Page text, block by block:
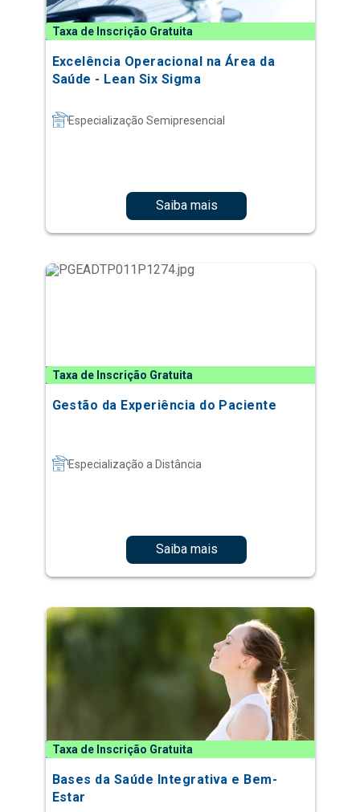
Taxa de Inscrição Gratuita
Excelência Operacional na Área da
Saúde - Lean Six Sigma
Especialização Semipresencial
Saiba mais
Taxa de Inscrição Gratuita
Gestão da Experiência do Paciente
Especialização a Distância
Saiba mais
Taxa de Inscrição Gratuita
Bases da Saúde Integrativa e Bem-
Estar